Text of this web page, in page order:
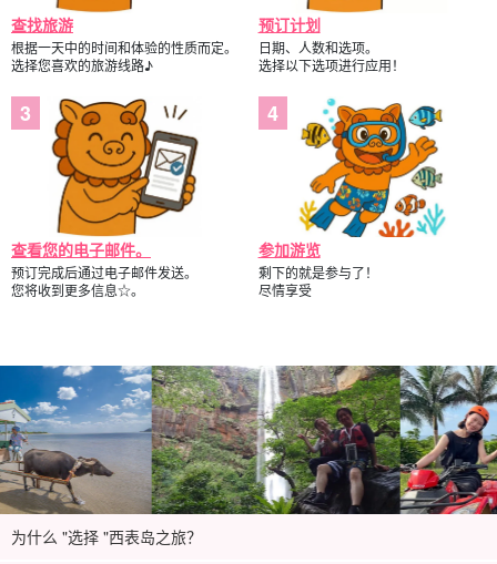
查找旅游
根据一天中的时间和体验的性质而定。
选择您喜欢的旅游线路♪
预订计划
日期、人数和选项。
选择以下选项进行应用！
查看您的电子邮件。
预订完成后通过电子邮件发送。
您将收到更多信息☆。
参加游览
剩下的就是参与了！
尽情享受
为什么 "选择 "西表岛之旅？